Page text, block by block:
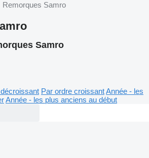
Remorques Samro
Samro
Par ordre croissantAnnée - les
Année - les plus anciens au début